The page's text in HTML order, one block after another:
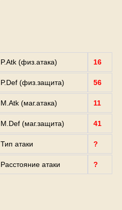
P.Atk (физ.атака) 16
P.Def (физ.защита) 56
M.Atk (маг.атака) 11
M.Def (маг.защита) 41
Тип атаки ?
Расстояние атаки ?